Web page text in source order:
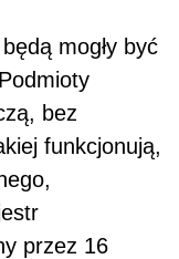
mogły być
bez
funkcjonują,
przez 16